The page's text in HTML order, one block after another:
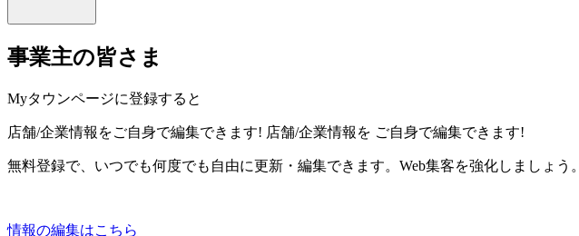
事業主の皆さま
Myタウンページに登録すると
店舗/企業情報をご自身で編集できます! 店舗/企業情報を ご自身で編集できます!
無料登録で、いつでも何度でも自由に更新・編集できます。Web集客を強化しましょう。
情報の編集はこちら